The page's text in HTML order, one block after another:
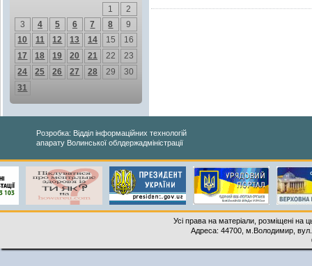
1
2
3
4 5 6 7 8
9
10
11 12 13 14 15
16
17
18 19 20 21 22
23
24
25 26 27 28 29
30
31
Розробка: Відділ інформаційних технологій
апарату Волинської облдержадміністрації
Усі права на матеріали, розміщені на
Адреса: 44700, м.Володимир,